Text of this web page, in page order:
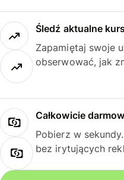
Śledź aktualne
Zapamiętaj swoje
obserwować, jak
Całkowicie
Pobierz w
bez irytujących